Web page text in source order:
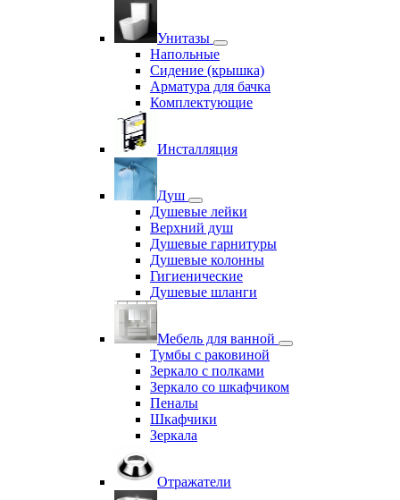
Унитазы
Напольные
Сидение (крышка)
Арматура для бачка
Комплектующие
Инсталляция
Душ
Душевые лейки
Верхний душ
Душевые гарнитуры
Душевые колонны
Гигиенические
Душевые шланги
Мебель для ванной
Тумбы с раковиной
Зеркало с полками
Зеркало со шкафчиком
Пеналы
Шкафчики
Зеркала
Отражатели